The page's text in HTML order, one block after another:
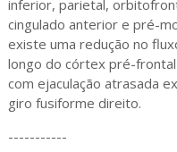
inferior, parietal,
cingulado anterior e pré-
existe uma redução no
longo do córtex pré-frontal
com ejaculação atrasada
giro fusiforme direito.
-----------